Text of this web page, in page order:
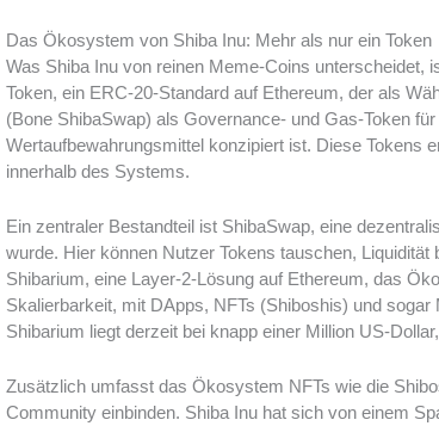
Das Ökosystem von Shiba Inu: Mehr als nur ein Token
Was Shiba Inu von reinen Meme-Coins
Token, ein ERC-20-Standard auf Ethereum, der als
(Bone ShibaSwap) als Governance- und Gas-Token
Wertaufbewahrungsmittel konzipiert ist. Diese Tokens
innerhalb des Systems.
Ein zentraler Bestandteil ist ShibaSwap, eine
wurde. Hier können Nutzer Tokens tauschen,
Shibarium, eine Layer-2-Lösung auf Ethereum, das
Skalierbarkeit, mit DApps, NFTs (Shiboshis) und
Shibarium liegt derzeit bei knapp einer Million US-
Zusätzlich umfasst das Ökosystem NFTs wie die
Community einbinden. Shiba Inu hat sich von einem